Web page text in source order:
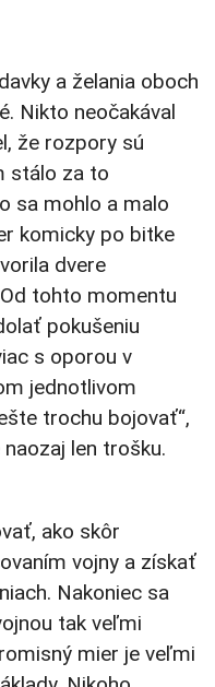
a želania oboch
Nikto neočakával
že rozpory sú
stálo za to
sa mohlo a malo
komicky po bitke
dvere
tohto momentu
pokušeniu
s oporou v
jednotlivom
trochu bojovať“,
len trošku.
ako skôr
vojny a získať
Nakoniec sa
tak veľmi
mier je veľmi